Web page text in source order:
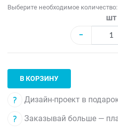
Выберите необходимое количество:
шт
−
В КОРЗИНУ
Дизайн-проект в
Заказывай больше —